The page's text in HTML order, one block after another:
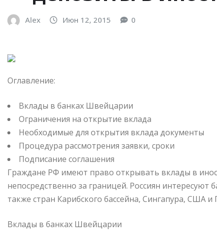
Alex Июн 12, 2015 0
Оглавление:
Вклады в банках Швейцарии
Ограничения на открытие вклада
Необходимые для открытия вклада документы
Процедура рассмотрения заявки, сроки
Подписание соглашения
Граждане РФ имеют право открывать вклады в
непосредственно за границей. Россиян
также стран Карибского бассейна, Сингапура, США и
Вклады в банках Швейцарии